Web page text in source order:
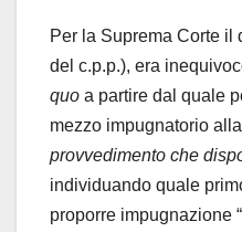
Per la Suprema Corte il
del c.p.p.), era
quo a partire dal quale
mezzo impugnatorio alla
provvedimento che
individuando quale
proporre impugnazione “